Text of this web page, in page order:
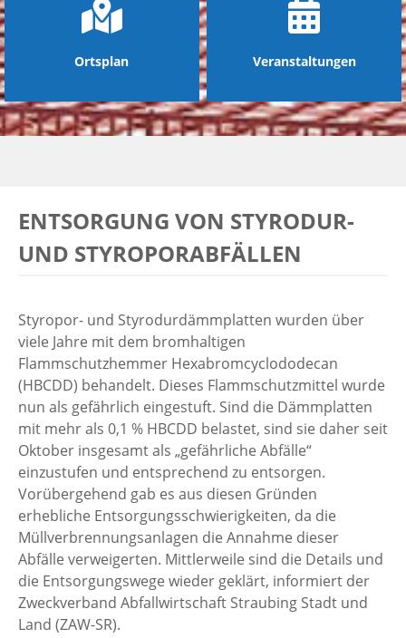
Ortsplan Veranstaltungen
ENTSORGUNG VON STYRODUR-
UND STYROPORABFÄLLEN
Styropor- und Styrodurdämmplatten wurden über
viele Jahre mit dem bromhaltigen
Flammschutzhemmer Hexabromcyclododecan
(HBCDD) behandelt. Dieses Flammschutzmittel wurde
nun als gefährlich eingestuft. Sind die Dämmplatten
mit mehr als 0,1 % HBCDD belastet, sind sie daher seit
Oktober insgesamt als „gefährliche Abfälle“
einzustufen und entsprechend zu entsorgen.
Vorübergehend gab es aus diesen Gründen
erhebliche Entsorgungsschwierigkeiten, da die
Müllverbrennungsanlagen die Annahme dieser
Abfälle verweigerten. Mittlerweile sind die Details und
die Entsorgungswege wieder geklärt, informiert der
Zweckverband Abfallwirtschaft Straubing Stadt und
Land (ZAW-SR).